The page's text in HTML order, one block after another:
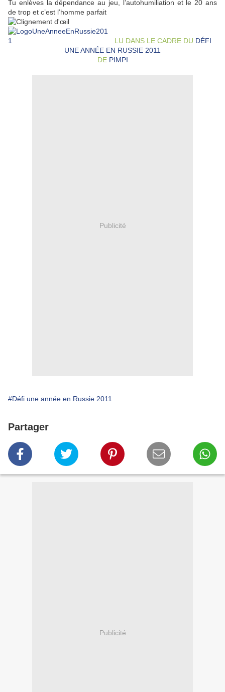
Tu enlèves la dépendance au jeu, l’autohumiliation et le 20 ans
de trop et c’est l’homme parfait
LU DANS LE CADRE DU DÉFI
UNE ANNÉE EN RUSSIE 2011
DE PIMPI
Publicité
#Défi une année en Russie 2011
Partager
Publicité